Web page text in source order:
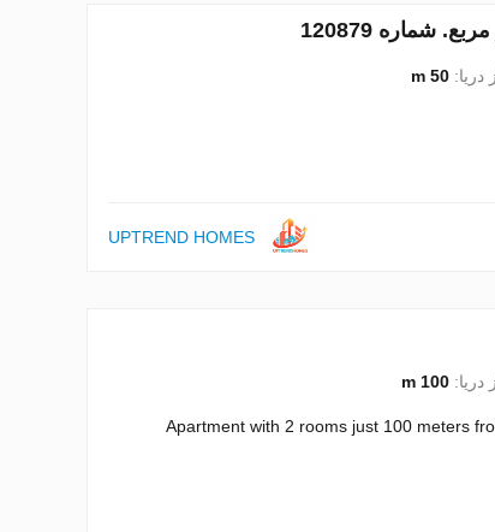
دریا:50 m
UPTREND HOMES
دریا:100 m
Apartment with 2 rooms just 100 meters